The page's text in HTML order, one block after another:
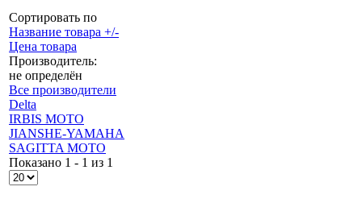
Сортировать по
Название товара +/-
Цена товара
Производитель:
не определён
Все производители
Delta
IRBIS MOTO
JIANSHE-YAMAHA
SAGITTA MOTO
Показано 1 - 1 из 1